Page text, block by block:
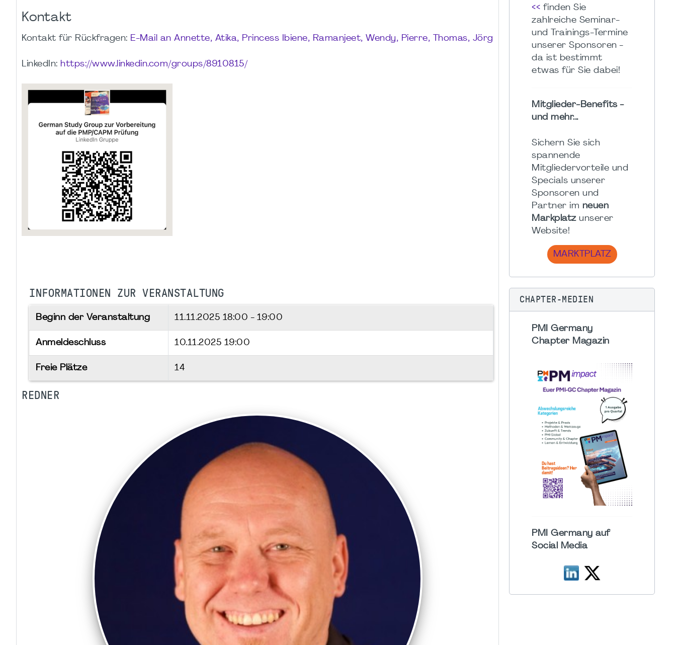
Kontakt
Kontakt für Rückfragen: E-Mail an Annette, Atika, Princess Ibiene, Ramanjeet, Wendy, Pierre, Thomas, Jörg
LinkedIn: https://www.linkedin.com/groups/8910815/
INFORMATIONEN ZUR VERANSTALTUNG
Beginn der Veranstaltung 11.11.2025 18:00 - 19:00
Anmeldeschluss 10.11.2025 19:00
Freie Plätze 14
REDNER
<< finden Sie
zahlreiche Seminar-
und Trainings-Termine
unserer Sponsoren -
da ist bestimmt
etwas für Sie dabei!
Mitglieder-Benefits -
und mehr...
Sichern Sie sich
spannende
Mitgliedervorteile und
Specials unserer
Sponsoren und
Partner im neuen
Markplatzunserer
Website!
MARKTPLATZ
CHAPTER-MEDIEN
PMI Germany
Chapter Magazin
PMI Germany auf
Social Media